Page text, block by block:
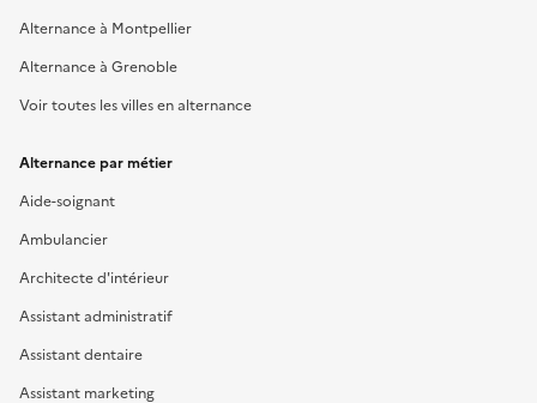
Alternance à Montpellier
Alternance à Grenoble
Voir toutes les villes en alternance
Alternance par métier
Aide-soignant
Ambulancier
Architecte d'intérieur
Assistant administratif
Assistant dentaire
Assistant marketing